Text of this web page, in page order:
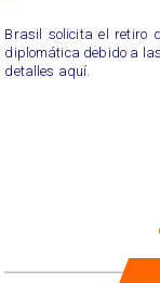
Brasil solicita el retiro
diplomática debido a
detalles aquí.